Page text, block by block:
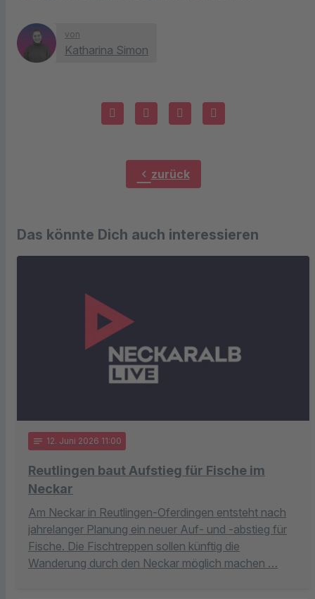
von
Katharina Simon
chevron_left zurück
Das könnte Dich auch interessieren
notes 12. Juni 2026 11:00
Reutlingen baut Aufstieg für Fische im
Neckar
Am Neckar in Reutlingen-Oferdingen entsteht nach
jahrelanger Planung ein neuer Auf- und -abstieg für
Fische. Die Fischtreppen sollen künftig die
Wanderung durch den Neckar möglich machen …